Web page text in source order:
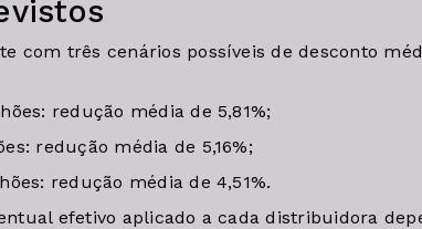
com três cenários possíveis de desconto
redução média de 5,81%;
redução média de 5,16%;
redução média de 4,51%.
efetivo aplicado a cada distribuidora